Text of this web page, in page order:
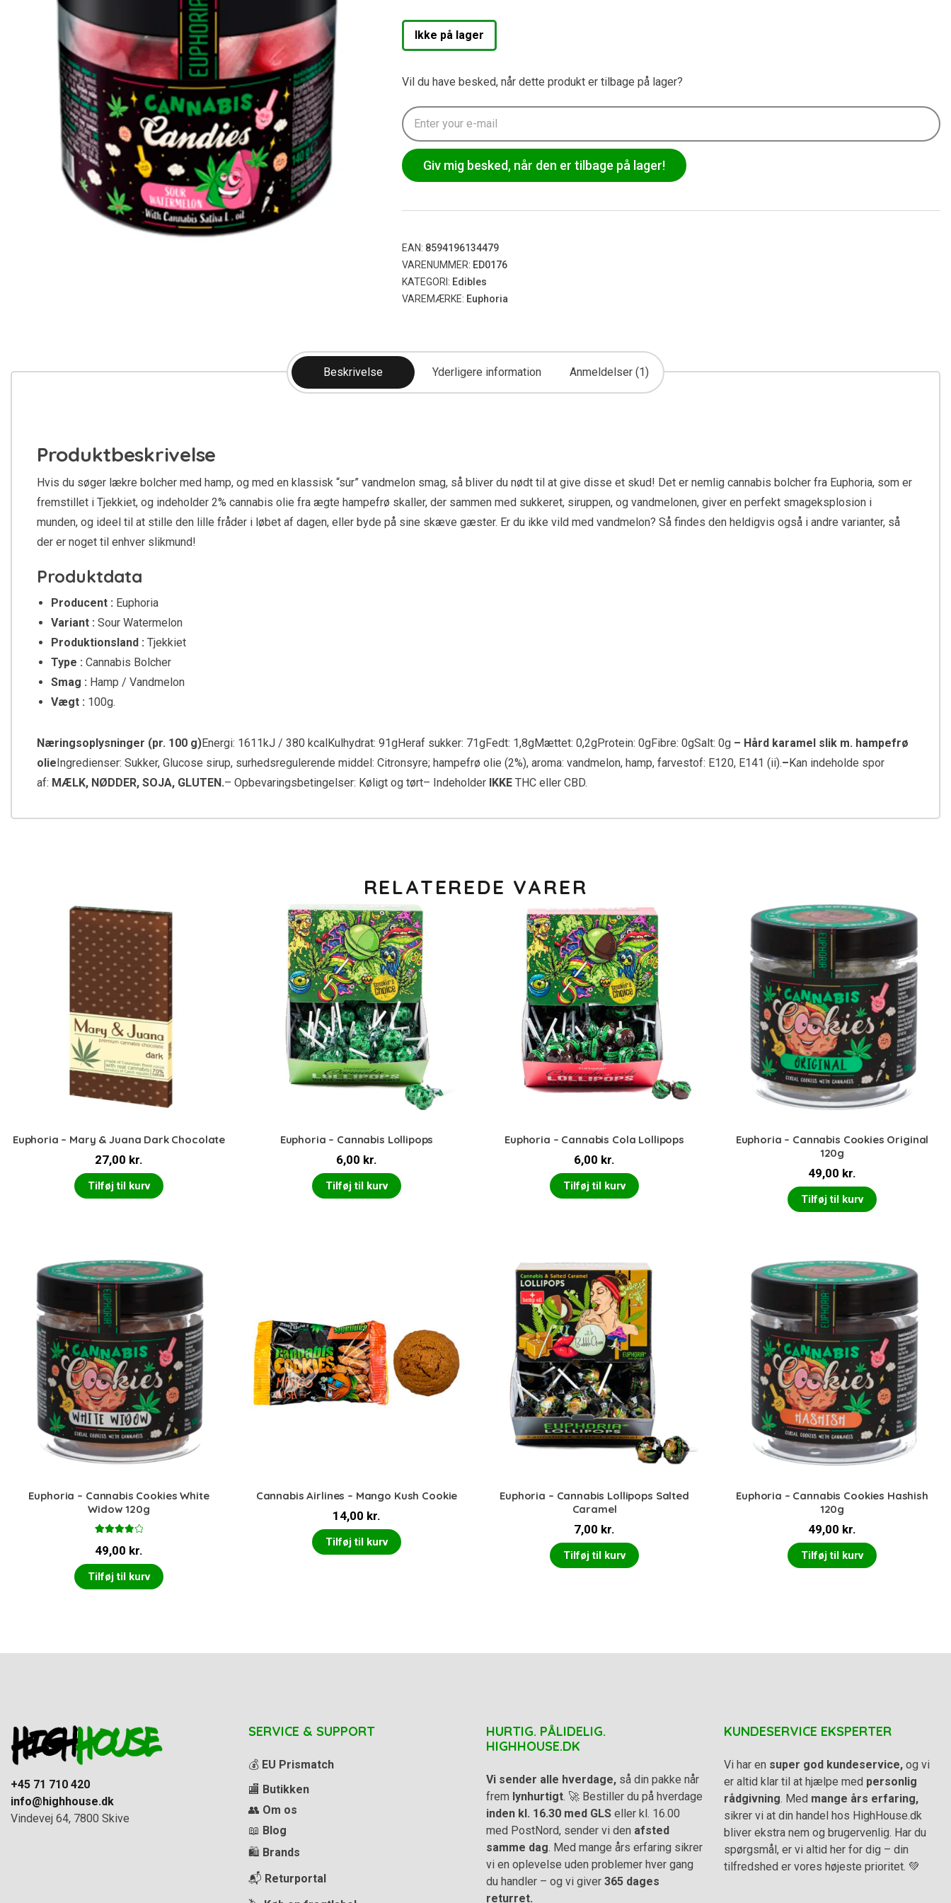
Ikke på lager
Vil du have besked, når dette produkt er tilbage på lager?
Giv mig besked, når den er tilbage på lager!
EAN: 8594196134479
VARENUMMER: ED0176
KATEGORI: Edibles
VAREMÆRKE: Euphoria
Beskrivelse Yderligere information Anmeldelser (1)
Produktbeskrivelse
Hvis du søger lækre bolcher med hamp, og med en klassisk “sur” vandmelon smag, så bliver du nødt til at give disse et skud! Det er nemlig cannabis bolcher fra Euphoria, som er
fremstillet i Tjekkiet, og indeholder 2% cannabis olie fra ægte hampefrø skaller, der sammen med sukkeret, siruppen, og vandmelonen, giver en perfekt smageksplosion i
munden, og ideel til at stille den lille fråder i løbet af dagen, eller byde på sine skæve gæster. Er du ikke vild med vandmelon? Så findes den heldigvis også i andre varianter, så
der er noget til enhver slikmund!
Produktdata
Producent : Euphoria
Variant : Sour Watermelon
Produktionsland : Tjekkiet
Type : Cannabis Bolcher
Smag : Hamp / Vandmelon
Vægt : 100g.
Næringsoplysninger (pr. 100 g)Energi: 1611kJ / 380 kcalKulhydrat: 91gHeraf sukker: 71gFedt: 1,8gMættet: 0,2gProtein: 0gFibre: 0gSalt: 0g – Hård karamel slik m. hampefrø
olieIngredienser: Sukker, Glucose sirup, surhedsregulerende middel: Citronsyre; hampefrø olie (2%), aroma: vandmelon, hamp, farvestof: E120, E141 (ii).–Kan indeholde spor
af: MÆLK, NØDDER, SOJA, GLUTEN.– Opbevaringsbetingelser: Køligt og tørt– Indeholder IKKE THC eller CBD.
RELATEREDE VARER
Euphoria – Mary & Juana Dark Chocolate
27,00 kr.
Tilføj til kurv
Euphoria – Cannabis Lollipops
6,00 kr.
Tilføj til kurv
Euphoria – Cannabis Cola Lollipops
6,00 kr.
Tilføj til kurv
Euphoria – Cannabis Cookies Original
120g
49,00 kr.
Tilføj til kurv
Euphoria – Cannabis Cookies White
Widow 120g
4.00ud
af 5
49,00 kr.
Tilføj til kurv
Cannabis Airlines – Mango Kush Cookie
14,00 kr.
Tilføj til kurv
Euphoria – Cannabis Lollipops Salted
Caramel
7,00 kr.
Tilføj til kurv
Euphoria – Cannabis Cookies Hashish
120g
49,00 kr.
Tilføj til kurv
+45 71 710 420
info@highhouse.dk
Vindevej 64, 7800 Skive
SERVICE & SUPPORT
💰 EU Prismatch
🏬 Butikken
👥 Om os
📖 Blog
🛍️ Brands
📬 Returportal
HURTIG. PÅLIDELIG.
HIGHHOUSE.DK
Vi sender alle hverdage, så din pakke når
frem lynhurtigt . 🚀 Bestiller du på hverdage
inden kl. 16.30 med GLS eller kl. 16.00
med PostNord, sender vi den afsted
samme dag . Med mange års erfaring sikrer
vi en oplevelse uden problemer hver gang
du handler – og vi giver 365 dages
returret.
KUNDESERVICE EKSPERTER
Vi har en super god kundeservice, og vi
er altid klar til at hjælpe med personlig
rådgivning . Med mange års erfaring,
sikrer vi at din handel hos HighHouse.dk
bliver ekstra nem og brugervenlig. Har du
spørgsmål, er vi altid her for dig – din
tilfredshed er vores højeste prioritet. 💚